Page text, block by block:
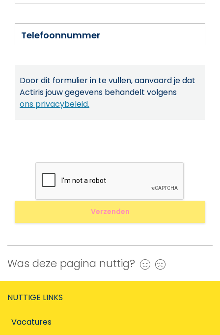
Telefoonnummer
Door dit formulier in te vullen, aanvaard je dat
Actiris jouw gegevens behandelt volgens
ons privacybeleid.
Was deze pagina nuttig? Ja
NUTTIGE LINKS
Vacatures